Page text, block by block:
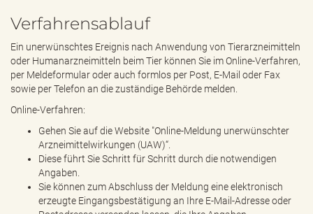
Verfahrensablauf
Ein unerwünschtes Ereignis nach Anwendung von Tierarzneimitteln
oder Humanarzneimitteln beim Tier können Sie im Online-Verfahren,
per Meldeformular oder auch formlos per Post, E-Mail oder Fax
sowie per Telefon an die zuständige Behörde melden.
Online-Verfahren:
Gehen Sie auf die Website "Online-Meldung unerwünschter
Arzneimittelwirkungen (UAW)“.
Diese führt Sie Schritt für Schritt durch die notwendigen
Angaben.
Sie können zum Abschluss der Meldung eine elektronisch
erzeugte Eingangsbestätigung an Ihre E-Mail-Adresse oder